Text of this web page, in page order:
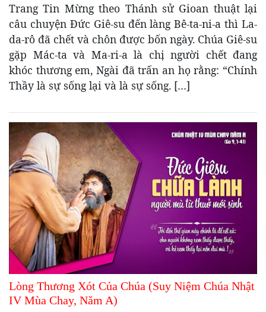
Trang Tin Mừng theo Thánh sử Gioan thuật lại
câu chuyện Đức Giê-su đến làng Bê-ta-ni-a thì La-
da-rô đã chết và chôn được bốn ngày. Chúa Giê-su
gặp Mác-ta và Ma-ri-a là chị người chết đang
khóc thương em, Ngài đã trấn an họ rằng: “Chính
Thầy là sự sống lại và là sự sống. […]
Lòng Thương Xót Của Chúa (Suy Niệm Chúa Nhật
IV Mùa Chay, Năm A)